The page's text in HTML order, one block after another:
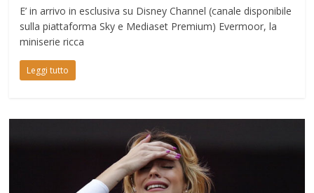
E’ in arrivo in esclusiva su Disney Channel (canale disponibile
sulla piattaforma Sky e Mediaset Premium) Evermoor, la
miniserie ricca
Leggi tutto